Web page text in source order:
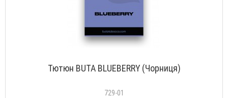
Тютюн BUTA BLUEBERRY (Чорниця)
729-01